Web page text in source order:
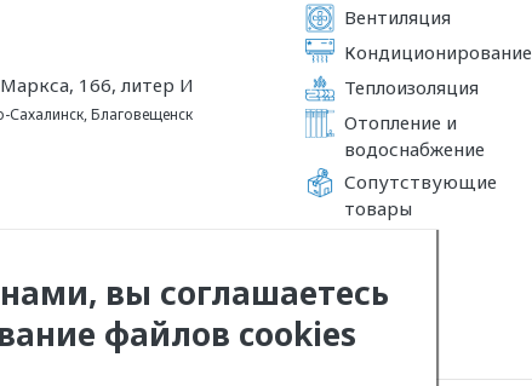
166, литер И
,Благовещенск
Вентиляция
Кондиционирование
Теплоизоляция
Отопление и
водоснабжение
Сопутствующие
товары
вы соглашаетесь
файлов cookies